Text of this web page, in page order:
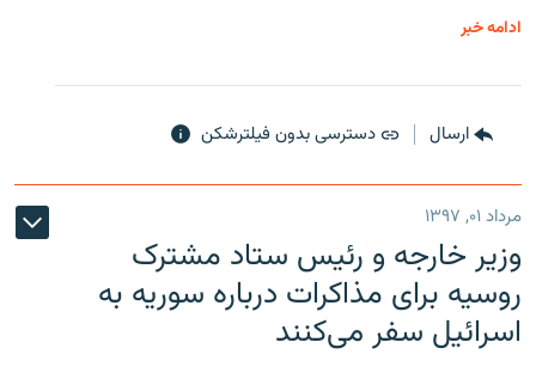
ادامه خبر
ارسال دسترسی بدون فیلترشکن
مرداد ۰۱, ۱۳۹۷
وزیر خارجه و رئیس‌ ستاد مشترک
روسیه برای مذاکرات درباره سوریه به
اسرائیل سفر می‌کنند